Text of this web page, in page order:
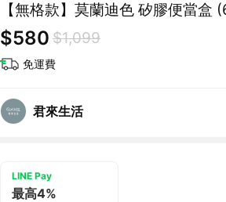
【無格款】莫蘭迪色 矽膠便當盒
$580 $1,099
免運費
君來生活
LINE Pay
最高4%